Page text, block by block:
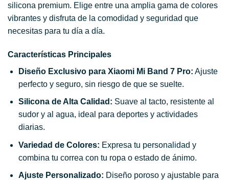
silicona premium. Elige entre una amplia gama de colores
vibrantes y disfruta de la comodidad y seguridad que
necesitas para tu día a día.
Características Principales
Diseño Exclusivo para Xiaomi Mi Band 7 Pro: Ajuste
perfecto y seguro, sin riesgo de que se suelte.
Silicona de Alta Calidad: Suave al tacto, resistente al
sudor y al agua, ideal para deportes y actividades
diarias.
Variedad de Colores: Expresa tu personalidad y
combina tu correa con tu ropa o estado de ánimo.
Ajuste Personalizado: Diseño poroso y ajustable para